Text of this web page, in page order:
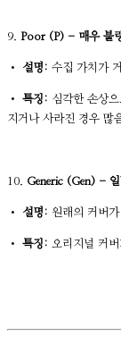
9. Poor (P) - 매우 불
• 설명: 수집 가치가
• 특징: 심각한 손상
지거나 사라진 경우 많
10. Generic (Gen) - 일
• 설명: 원래의 커버
• 특징: 오리지널 커